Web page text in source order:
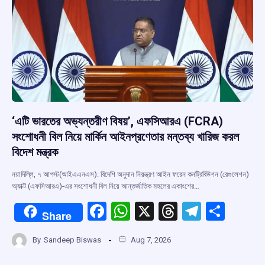
k
p
‘এটি ভারতের অভ্যন্তরীণ বিষয়’, এফসিআরএ (FCRA)
সংশোধনী বিল নিয়ে মার্কিন আইনপ্রণেতার মন্তব্য খারিজ করল
বিদেশ মন্ত্রক
নয়াদিল্লি, ৭ আগস্ট(আইএএনএস): বিদেশি অনুদান নিয়ন্ত্রণ আইন ফরেন কনট্রিবিউশন (রেগুলেশন)
অ্যাক্ট (এফসিআরএ)-এর সংশোধনী বিল নিয়ে আন্তর্জাতিক মহলের একাংশের…
Share
F
ce
W
at
X
T
T
By Sandeep Biswas Aug 7, 2026